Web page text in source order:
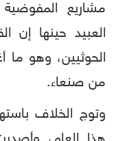
مشاريع
العبيد حينها
الحوثيين، وهو
من صنعاء.
وتوج الخلاف